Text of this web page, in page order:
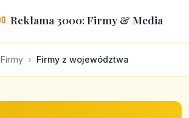
Reklama 3000: Firmy & Media
Firmy Firmy z województwa